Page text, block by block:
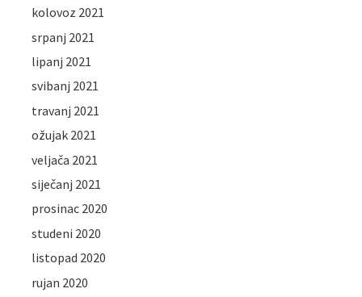
kolovoz 2021
srpanj 2021
lipanj 2021
svibanj 2021
travanj 2021
ožujak 2021
veljača 2021
siječanj 2021
prosinac 2020
studeni 2020
listopad 2020
rujan 2020